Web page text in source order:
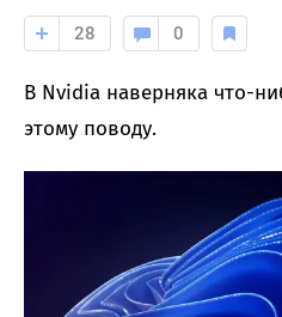
28 0
В Nvidia наверняка что-
этому поводу.